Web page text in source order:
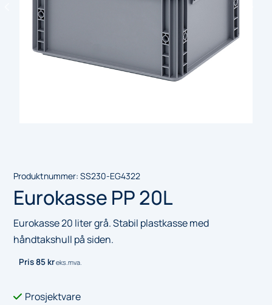
Produktnummer:SS230-EG4322
Eurokasse PP 20L
Eurokasse 20 liter grå. Stabil plastkasse med
håndtakshull på siden.
Pris85 kreks.mva.
 Prosjektvare